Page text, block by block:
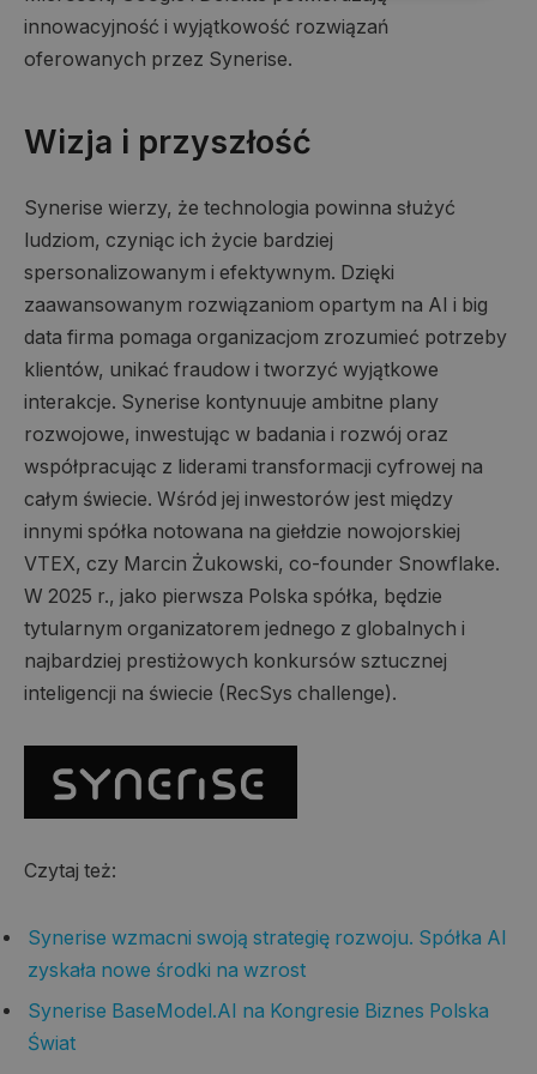
innowacyjność i wyjątkowość rozwiązań
oferowanych przez Synerise.
Wizja i przyszłość
Synerise wierzy, że technologia powinna służyć
ludziom, czyniąc ich życie bardziej
spersonalizowanym i efektywnym. Dzięki
zaawansowanym rozwiązaniom opartym na AI i big
data firma pomaga organizacjom zrozumieć potrzeby
klientów, unikać fraudow i tworzyć wyjątkowe
interakcje. Synerise kontynuuje ambitne plany
rozwojowe, inwestując w badania i rozwój oraz
współpracując z liderami transformacji cyfrowej na
całym świecie. Wśród jej inwestorów jest między
innymi spółka notowana na giełdzie nowojorskiej
VTEX, czy Marcin Żukowski, co-founder Snowflake.
W 2025 r., jako pierwsza Polska spółka, będzie
tytularnym organizatorem jednego z globalnych i
najbardziej prestiżowych konkursów sztucznej
inteligencji na świecie (RecSys challenge).
Czytaj też:
Synerise wzmacni swoją strategię rozwoju. Spółka AI
zyskała nowe środki na wzrost
Synerise BaseModel.AI na Kongresie Biznes Polska
Świat